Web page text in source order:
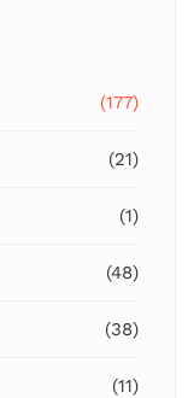
(177)
(21)
(1)
(48)
(38)
(11)